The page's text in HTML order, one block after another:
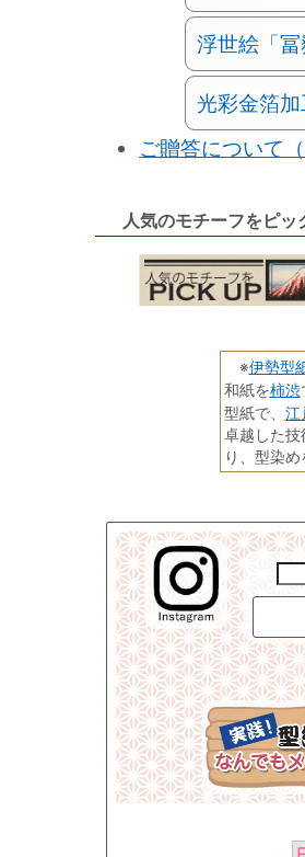
浮世絵「冨
光彩金箔加
ご贈答について
人気のモチーフをピッ
※伊勢型
和紙を柿渋
型紙で、 江
卓越した技
り、型染め